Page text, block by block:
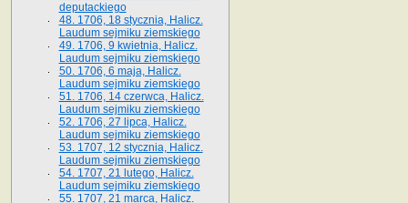
deputackiego
48. 1706, 18 stycznia, Halicz.
Laudum sejmiku ziemskiego
49. 1706, 9 kwietnia, Halicz.
Laudum sejmiku ziemskiego
50. 1706, 6 maja, Halicz.
Laudum sejmiku ziemskiego
51. 1706, 14 czerwca, Halicz.
Laudum sejmiku ziemskiego
52. 1706, 27 lipca, Halicz.
Laudum sejmiku ziemskiego
53. 1707, 12 stycznia, Halicz.
Laudum sejmiku ziemskiego
54. 1707, 21 lutego, Halicz.
Laudum sejmiku ziemskiego
55. 1707, 21 marca, Halicz.